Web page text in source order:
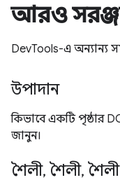
আরও
DevTools-এ অন্যান্য
উপাদান
কিভাবে একটি পৃষ্ঠার
জানুন।
শৈলী, শৈলী, শৈলী